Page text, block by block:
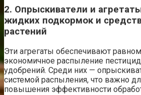
2. Опрыскиватели и
жидких подкормок и
растений
Эти агрегаты обеспечивают
экономичное распыление
удобрений. Среди них —
системой распыления, что важно
повышения эффективности